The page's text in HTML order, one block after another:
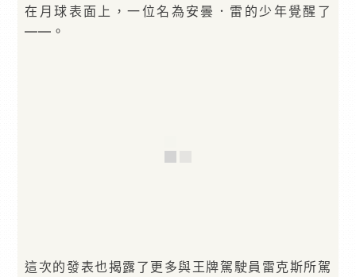
在月球表面上，一位名為安曇．雷的少年覺醒了
——。
這次的發表也揭露了更多與王牌駕駛員雷克斯所駕